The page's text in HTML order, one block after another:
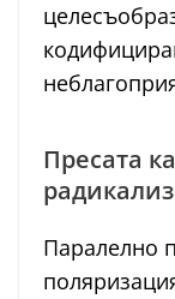
Пресата
Паралелно